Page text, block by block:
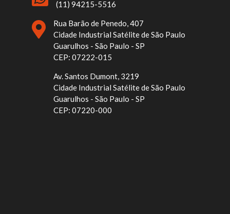
(11) 94215-5516
Rua Barão de Penedo, 407
Cidade Industrial Satélite de São Paulo
Guarulhos - São Paulo - SP
CEP: 07222-015
Av. Santos Dumont, 3219
Cidade Industrial Satélite de São Paulo
Guarulhos - São Paulo - SP
CEP: 07220-000